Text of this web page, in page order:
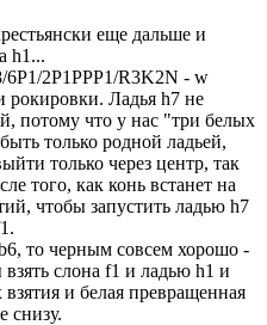
еще дальше и
h1...
2P1PPP1/R3K2N - w
Ладья h7 не
потому что у нас "три белых
только родной ладьей,
только через центр, так
того, как конь встанет на
чтобы запустить ладью h7
то черным совсем хорошо -
слона f1 и ладью h1 и
взятия и белая превращенная
снизу.